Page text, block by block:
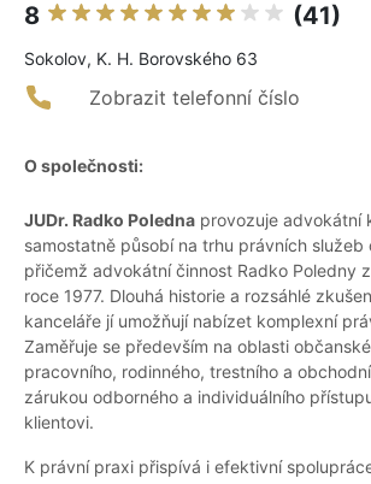
8 (41)
Sokolov, K. H. Borovského 63
Zobrazit telefonní číslo
O společnosti:
JUDr. Radko Poledna provozuje advokátní
samostatně působí na trhu právních služeb
přičemž advokátní činnost Radko Poledny
roce 1977. Dlouhá historie a rozsáhlé
kanceláře jí umožňují nabízet komplexní
Zaměřuje se především na oblasti
pracovního, rodinného, trestního a
zárukou odborného a individuálního
klientovi.
K právní praxi přispívá i efektivní